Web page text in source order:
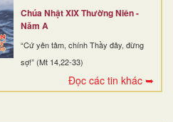
Chúa Nhật XIX Thường Niên -
Năm A
“Cứ yên tâm, chính Thầy đây, đừng
sợ!” (Mt 14,22-33)
Đọc các tin khác ➥